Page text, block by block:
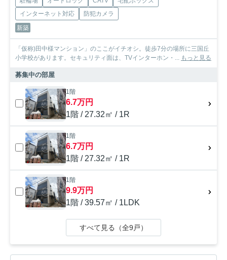
インターネット対応
防犯カメラ
新築
「仮称)田中様マンション」のここがイチオシ。徒歩7分の場所に三国丘
小学校があります。セキュリティ面は、TVインターホン・... もっと見る
募集中の部屋
1階
6.7万円
1階 / 27.32㎡ / 1R
1階
6.7万円
1階 / 27.32㎡ / 1R
1階
9.9万円
1階 / 39.57㎡ / 1LDK
すべて見る（全9戸）